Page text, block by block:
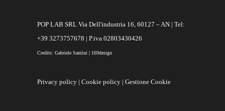
POP LAB SRL Via Dell'industria 16, 60127 – AN | Tel:
+39 3273757678 | P.iva 02803430426
Credits: Gabriele Santini | 169design
Privacy policy | Cookie policy | Gestione Cookie